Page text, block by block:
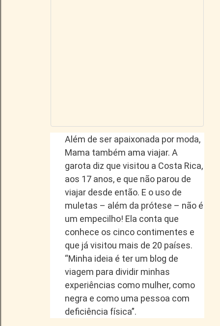
Além de ser apaixonada por moda,
Mama também ama viajar. A
garota diz que visitou a Costa Rica,
aos 17 anos, e que não parou de
viajar desde então. E o uso de
muletas – além da prótese – não é
um empecilho! Ela conta que
conhece os cinco contimentes e
que já visitou mais de 20 países.
“Minha ideia é ter um blog de
viagem para dividir minhas
experiências como mulher, como
negra e como uma pessoa com
deficiência física”.